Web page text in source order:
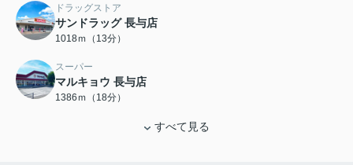
ドラッグストア
サンドラッグ 長与店
1018ｍ（13分）
スーパー
マルキョウ 長与店
1386ｍ（18分）
すべて見る